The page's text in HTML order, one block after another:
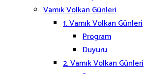
Vamık Volkan Günleri
1. Vamık Volkan Günleri
Program
Duyuru
2. Vamık Volkan Günleri